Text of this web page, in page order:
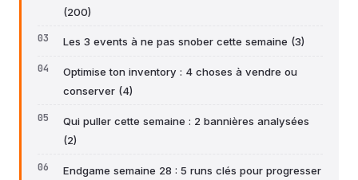
(200)
Les 3 events à ne pas snober cette semaine (3)
Optimise ton inventory : 4 choses à vendre ou
conserver (4)
Qui puller cette semaine : 2 bannières analysées
(2)
Endgame semaine 28 : 5 runs clés pour progresser